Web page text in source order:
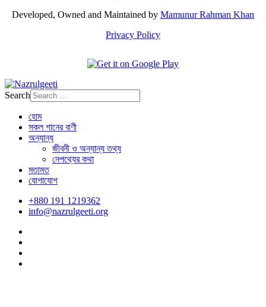
Developed, Owned and Maintained by Mamunur Rahman Khan
Privacy Policy
Search
হোম
সকল গানের বাণী
অন্যান্য
জীবনী ও অন্যান্য তথ্য
নেপথ্যের কথা
মতামত
যোগাযোগ
+880 191 1219362
info@nazrulgeeti.org